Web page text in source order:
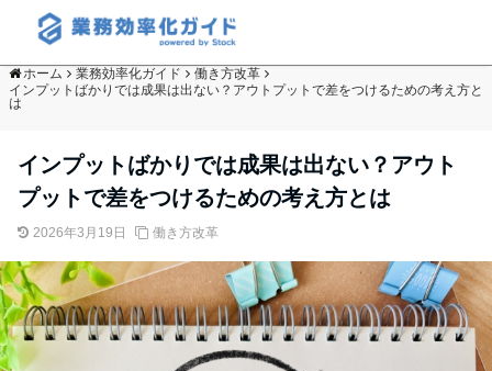
ホーム 業務効率化ガイド
働き方改革
インプットばかりでは成果は出ない？アウトプットで差をつけるための考え方と
は
インプットばかりでは成果は出ない？アウト
プットで差をつけるための考え方とは
2026年3月19日 働き方改革